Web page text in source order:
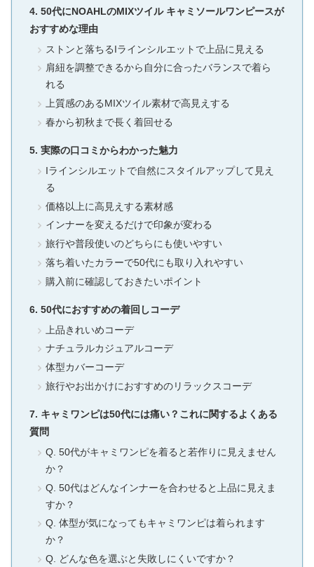
50代にNOAHLのMIXツイル キャミソールワンピースが
おすすめな理由
ストンと落ちるIラインシルエットで上品に見える
肩紐を調整できるから自分に合ったバランスで着ら
れる
上質感のあるMIXツイル素材で高見えする
春から初秋まで長く着回せる
実際の口コミからわかった魅力
Iラインシルエットで自然にスタイルアップして見え
る
価格以上に高見えする素材感
インナーを変えるだけで印象が変わる
旅行や普段使いのどちらにも使いやすい
落ち着いたカラーで50代にも取り入れやすい
購入前に確認しておきたいポイント
50代におすすめの着回しコーデ
上品きれいめコーデ
ナチュラルカジュアルコーデ
体型カバーコーデ
旅行やお出かけにおすすめのリラックスコーデ
キャミワンピは50代には痛い？これに関するよくある
質問
Q. 50代がキャミワンピを着ると若作りに見えません
か？
Q. 50代はどんなインナーを合わせると上品に見えま
すか？
Q. 体型が気になってもキャミワンピは着られます
か？
Q. どんな色を選ぶと失敗しにくいですか？